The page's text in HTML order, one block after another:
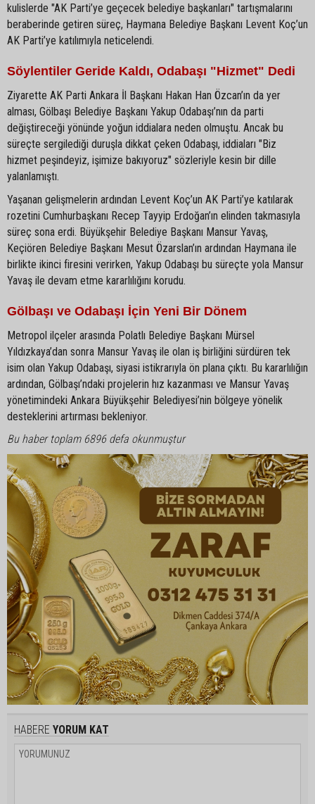
kulislerde "AK Parti’ye geçecek belediye başkanları" tartışmalarını
beraberinde getiren süreç, Haymana Belediye Başkanı Levent Koç’un
AK Parti’ye katılımıyla neticelendi.
Söylentiler Geride Kaldı, Odabaşı "Hizmet" Dedi
Ziyarette AK Parti Ankara İl Başkanı Hakan Han Özcan’ın da yer
alması, Gölbaşı Belediye Başkanı Yakup Odabaşı’nın da parti
değiştireceği yönünde yoğun iddialara neden olmuştu. Ancak bu
süreçte sergilediği duruşla dikkat çeken Odabaşı, iddiaları "Biz
hizmet peşindeyiz, işimize bakıyoruz" sözleriyle kesin bir dille
yalanlamıştı.
Yaşanan gelişmelerin ardından Levent Koç’un AK Parti’ye katılarak
rozetini Cumhurbaşkanı Recep Tayyip Erdoğan’ın elinden takmasıyla
süreç sona erdi. Büyükşehir Belediye Başkanı Mansur Yavaş,
Keçiören Belediye Başkanı Mesut Özarslan’ın ardından Haymana ile
birlikte ikinci firesini verirken, Yakup Odabaşı bu süreçte yola Mansur
Yavaş ile devam etme kararlılığını korudu.
Gölbaşı ve Odabaşı İçin Yeni Bir Dönem
Metropol ilçeler arasında Polatlı Belediye Başkanı Mürsel
Yıldızkaya’dan sonra Mansur Yavaş ile olan iş birliğini sürdüren tek
isim olan Yakup Odabaşı, siyasi istikrarıyla ön plana çıktı. Bu kararlılığın
ardından, Gölbaşı’ndaki projelerin hız kazanması ve Mansur Yavaş
yönetimindeki Ankara Büyükşehir Belediyesi’nin bölgeye yönelik
desteklerini artırması bekleniyor.
Bu haber toplam 6896 defa okunmuştur
HABERE YORUM KAT